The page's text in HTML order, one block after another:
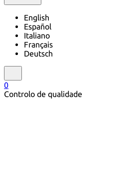
English
Español
Italiano
Français
Deutsch
0
Controlo de qualidade